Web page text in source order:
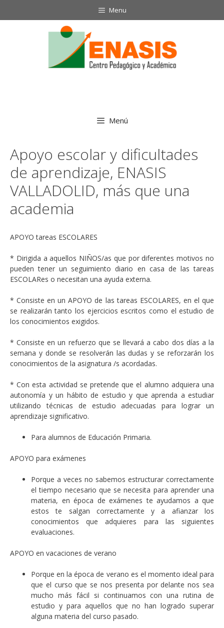
Menu
Menú
Apoyo escolar y dificultades
de aprendizaje, ENASIS
VALLADOLID, más que una
academia
APOYO tareas ESCOLARES
* Dirigida a aquellos NIÑOS/as que por diferentes motivos no
pueden tener un seguimiento diario en casa de las tareas
ESCOLARes o necesitan una ayuda externa.
* Consiste en un APOYO de las tareas ESCOLARES, en el que
se realizarán tanto los ejercicios escritos como el estudio de
los conocimientos exigidos.
* Consiste en un refuerzo que se llevará a cabo dos días a la
semana y donde se resolverán las dudas y se reforzarán los
conocimientos de la asignatura /s acordadas.
* Con esta actividad se pretende que el alumno adquiera una
autonomía y un hábito de estudio y que aprenda a estudiar
utilizando técnicas de estudio adecuadas para lograr un
aprendizaje significativo.
Para alumnos de Educación Primaria.
APOYO para exámenes
Porque a veces no sabemos estructurar correctamente
el tiempo necesario que se necesita para aprender una
materia, en época de exámenes te ayudamos a que
estos te salgan correctamente y a afianzar los
conocimientos que adquieres para las siguientes
evaluaciones.
APOYO en vacaciones de verano
Porque en la época de verano es el momento ideal para
que el curso que se nos presenta por delante nos sea
mucho más fácil si continuamos con una rutina de
estudio y para aquellos que no han logrado superar
alguna materia del curso pasado.